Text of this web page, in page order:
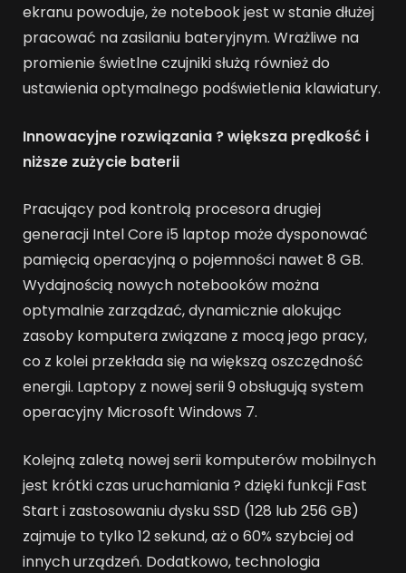
ekranu powoduje, że notebook jest w stanie dłużej
pracować na zasilaniu bateryjnym. Wrażliwe na
promienie świetlne czujniki służą również do
ustawienia optymalnego podświetlenia klawiatury.
Innowacyjne rozwiązania ? większa prędkość i
niższe zużycie baterii
Pracujący pod kontrolą procesora drugiej
generacji Intel Core i5 laptop może dysponować
pamięcią operacyjną o pojemności nawet 8 GB.
Wydajnością nowych notebooków można
optymalnie zarządzać, dynamicznie alokując
zasoby komputera związane z mocą jego pracy,
co z kolei przekłada się na większą oszczędność
energii. Laptopy z nowej serii 9 obsługują system
operacyjny Microsoft Windows 7.
Kolejną zaletą nowej serii komputerów mobilnych
jest krótki czas uruchamiania ? dzięki funkcji Fast
Start i zastosowaniu dysku SSD (128 lub 256 GB)
zajmuje to tylko 12 sekund, aż o 60% szybciej od
innych urządzeń. Dodatkowo, technologia